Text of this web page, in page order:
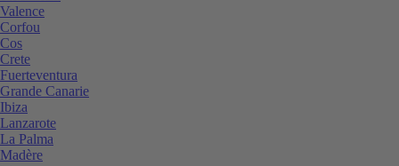
Valence
Corfou
Cos
Crete
Fuerteventura
Grande Canarie
Ibiza
Lanzarote
La Palma
Madère